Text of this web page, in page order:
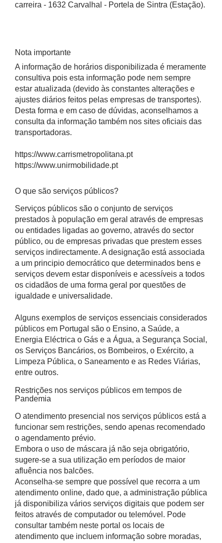
carreira - 1632 Carvalhal - Portela de Sintra (Estação).
Nota importante
A informação de horários disponibilizada é meramente
consultiva pois esta informação pode nem sempre
estar atualizada (devido às constantes alterações e
ajustes diários feitos pelas empresas de transportes).
Desta forma e em caso de dúvidas, aconselhamos a
consulta da informação também nos sites oficiais das
transportadoras.
https://www.carrismetropolitana.pt
https://www.unirmobilidade.pt
O que são serviços públicos?
Serviços públicos são o conjunto de serviços
prestados à população em geral através de empresas
ou entidades ligadas ao governo, através do sector
público, ou de empresas privadas que prestem esses
serviços indirectamente. A designação está associada
a um principio democrático que determinados bens e
serviços devem estar disponíveis e acessíveis a todos
os cidadãos de uma forma geral por questões de
igualdade e universalidade.
Alguns exemplos de serviços essenciais considerados
públicos em Portugal são o Ensino, a Saúde, a
Energia Eléctrica o Gás e a Água, a Segurança Social,
os Serviços Bancários, os Bombeiros, o Exército, a
Limpeza Pública, o Saneamento e as Redes Viárias,
entre outros.
Restrições nos serviços públicos em tempos de
Pandemia
O atendimento presencial nos serviços públicos está a
funcionar sem restrições, sendo apenas recomendado
o agendamento prévio.
Embora o uso de máscara já não seja obrigatório,
sugere-se a sua utilização em períodos de maior
afluência nos balcões.
Aconselha-se sempre que possível que recorra a um
atendimento online, dado que, a administração pública
já disponibiliza vários serviços digitais que podem ser
feitos através de computador ou telemóvel. Pode
consultar também neste portal os locais de
atendimento que incluem informação sobre moradas,